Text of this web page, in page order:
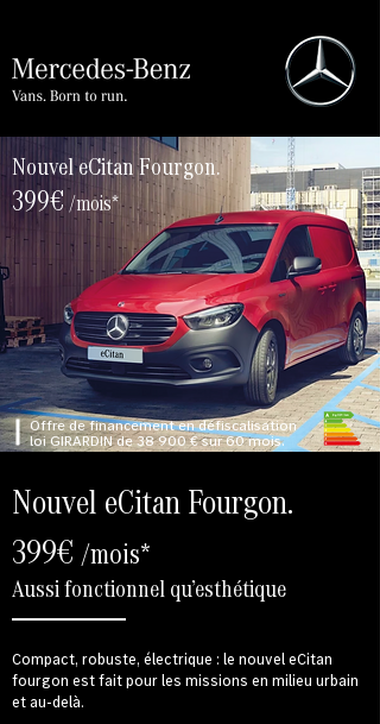
Nouvel eCitan Fourgon.
399€/mois*
Offre de financement en défiscalisation
loi GIRARDIN de 38 900 € sur 60 mois.
Nouvel eCitan Fourgon.
399€ /mois*
Aussi fonctionnel qu’esthétique
Compact, robuste, électrique : le nouvel eCitan
fourgon est fait pour les missions en milieu urbain
et au-delà.